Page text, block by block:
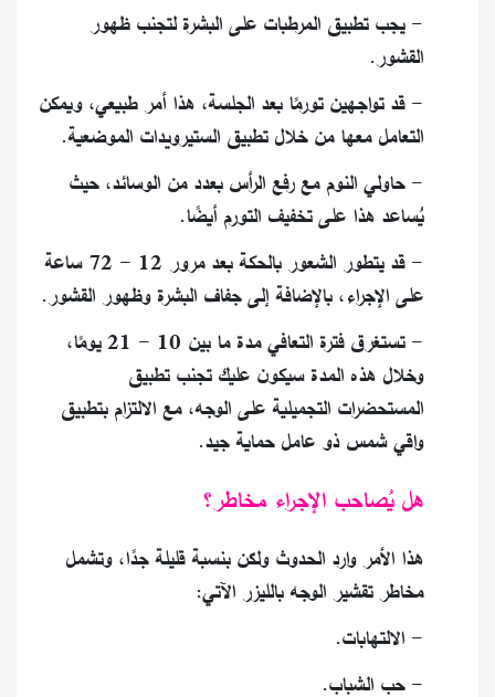
- يجب تطبيق المرطبات على البشرة لتجنب ظهور
القشور.
- قد تواجهين تورمًا بعد الجلسة، هذا أمر طبيعي، ويمكن
التعامل معها من خلال تطبيق الستيرويدات الموضعية.
- حاولي النوم مع رفع الرأس بعدد من الوسائد، حيث
يُساعد هذا على تخفيف التورم أيضًا.
- قد يتطور الشعور بالحكة بعد مرور 12 - 72 ساعة
على الإجراء، بالإضافة إلى جفاف البشرة وظهور القشور.
- تستغرق فترة التعافي مدة ما بين 10 - 21 يومًا،
وخلال هذه المدة سيكون عليك تجنب تطبيق
المستحضرات التجميلية على الوجه، مع الالتزام بتطبيق
واقي شمس ذو عامل حماية جيد.
هل يُصاحب الإجراء مخاطر؟
هذا الأمر وارد الحدوث ولكن بنسبة قليلة جدًا، وتشمل
مخاطر تقشير الوجه بالليزر الآتي:
- الالتهابات.
- حب الشباب.